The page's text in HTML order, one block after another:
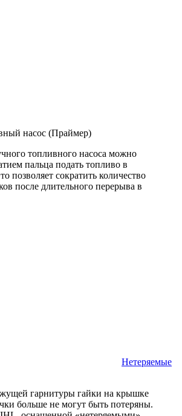
насос (Праймер)
топливного насоса можно
пальца подать топливо в
позволяет сократить количество
после длительного перерыва в
Нетеряемые
гарнитуры гайки на крышке
больше не могут быть потеряны.